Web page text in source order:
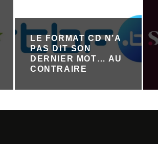
LE FORMAT CD N’A
PAS DIT SON
DERNIER MOT… AU
CONTRAIRE